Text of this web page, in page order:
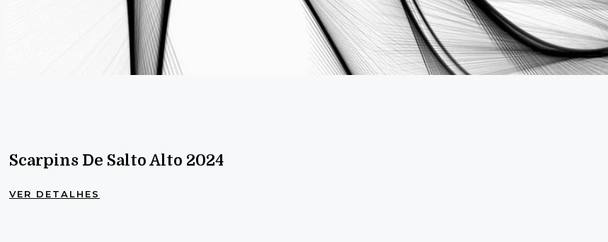
Scarpins De Salto Alto 2024
VER DETALHES